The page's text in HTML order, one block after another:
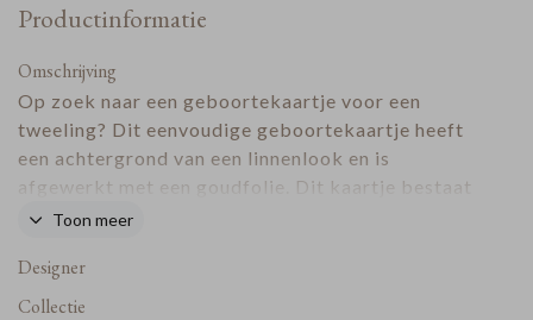
Productinformatie
Omschrijving
Op zoek naar een geboortekaartje voor een
tweeling? Dit eenvoudige geboortekaartje heeft
een achtergrond van een linnenlook en is
afgewerkt met een goudfolie. Dit kaartje bestaat
uit neutrale kleuren en is daardoor geschikt voor
Toon meer
Designer
Collectie